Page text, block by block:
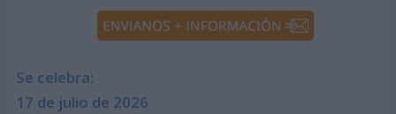
Se celebra:
17 de julio de 2026